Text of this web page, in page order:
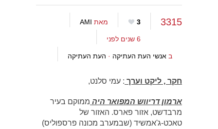
3315
3 מאת AMI
6 שנים לפני
ב אנשי העת העתיקה · העת העתיקה
חקר , ליקט וערך : עמי סלנט,
ארמון דריווש המפואר היה ממוקם בעיר
מרבדשט, אזור פארס. האזור של
טאכט-ג'אמשיד (שבמערב מכונה פרספוליס)